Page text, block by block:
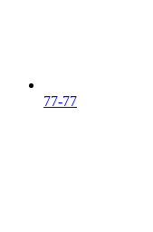
77-77